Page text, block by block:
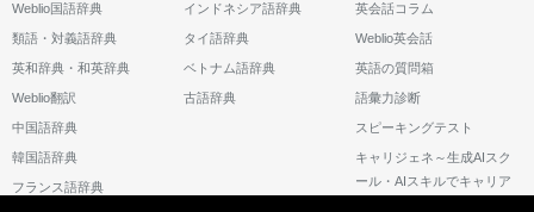
Weblio国語辞典
類語・対義語辞典
英和辞典・和英辞典
Weblio翻訳
中国語辞典
韓国語辞典
フランス語辞典
インドネシア語辞典
タイ語辞典
ベトナム語辞典
古語辞典
英会話コラム
Weblio英会話
英語の質問箱
語彙力診断
スピーキングテスト
キャリジェネ～生成AIスク
ール・AIスキルでキャリア